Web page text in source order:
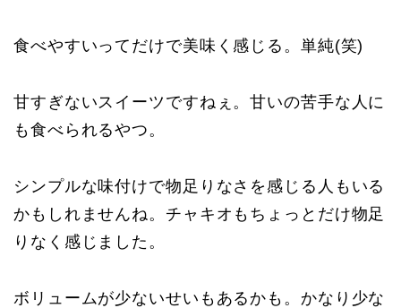
食べやすいってだけで美味く感じる。単純(笑)
甘すぎないスイーツですねぇ。甘いの苦手な人に
も食べられるやつ。
シンプルな味付けで物足りなさを感じる人もいる
かもしれませんね。チャキオもちょっとだけ物足
りなく感じました。
ボリュームが少ないせいもあるかも。かなり少な